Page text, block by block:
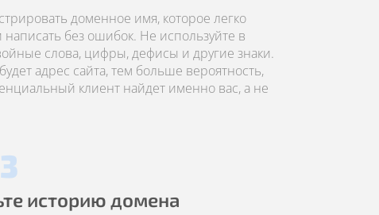
доменное имя, которое легко
без ошибок. Не используйте в
слова, цифры, дефисы и другие знаки.
адрес сайта, тем больше вероятность,
клиент найдет именно вас, а не
историю домена